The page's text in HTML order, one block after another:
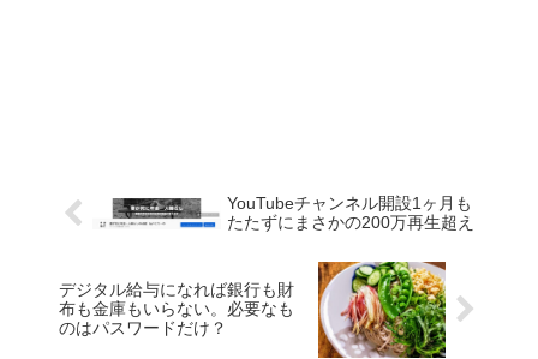
YouTubeチャンネル開設1ヶ月も
たたずにまさかの200万再生超え
デジタル給与になれば銀行も財
布も金庫もいらない。必要なも
のはパスワードだけ？